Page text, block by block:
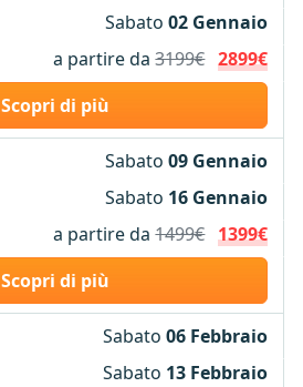
Sabato02 Gennaio
a partire da3199€ 2899€
Scopri di più
Sabato09 Gennaio
Sabato 16 Gennaio
a partire da1499€ 1399€
Scopri di più
Sabato06 Febbraio
Sabato 13 Febbraio